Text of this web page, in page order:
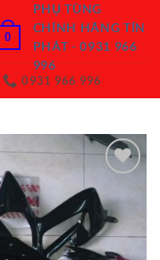
0
PHỤ TÙNG
CHÍNH HÃNG TÍN
PHÁT - 0931 966
996
0931 966 996
Add to
Wishlist